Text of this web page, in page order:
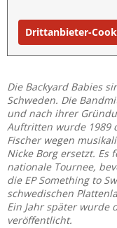
Drittanbieter-
Die Backyard Babies
Schweden. Die
und nach ihrer
Auftritten wurde 1989
Fischer wegen
Nicke Borg ersetzt. Es
nationale Tournee,
die EP Something to
schwedischen
Ein Jahr später wurde
veröffentlicht.